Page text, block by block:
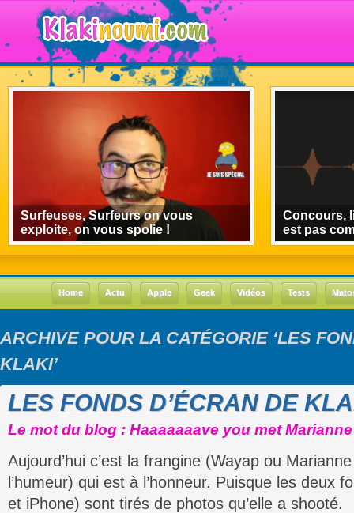
Surfeuses, Surfeurs on vous
exploite, on vous spolie !
Concours,
est pas
Home Actu Apple Geek Vidéos Tests
ARCHIVE POUR LA CATÉGORIE ‘LES
KLAKI’
LES FONDS D’ÉCRAN DE
Le mot du blog : Haaaaaaave you met
Aujourd’hui c’est la frangine (Wayap ou
l’humeur) qui est à l’honneur. Puisque les deux
et iPhone) sont tirés de photos qu’elle a shooté.